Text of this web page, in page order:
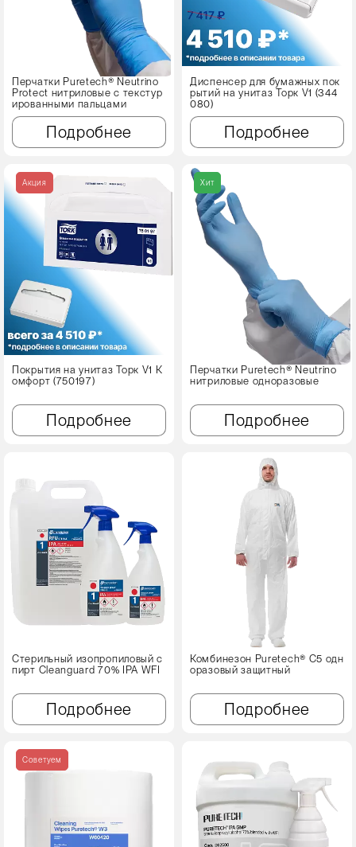
Перчатки Puretech® Neutrino
Protect нитриловые с текстур
ированными пальцами
Подробнее
Диспенсер для бумажных пок
рытий на унитаз Торк V1 (344
080)
Подробнее
Акция
Покрытия на унитаз Торк V1 К
омфорт (750197)
Подробнее
Хит
Перчатки Puretech® Neutrino
нитриловые одноразовые
Подробнее
Стерильный изопропиловый с
пирт Cleanguard 70% IPA WFI
Подробнее
Комбинезон Puretech® C5 одн
оразовый защитный
Подробнее
Советуем